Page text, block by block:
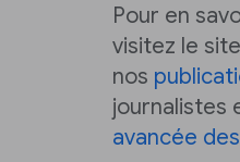
Pour en
visitez le
nos
journalistes
avancée